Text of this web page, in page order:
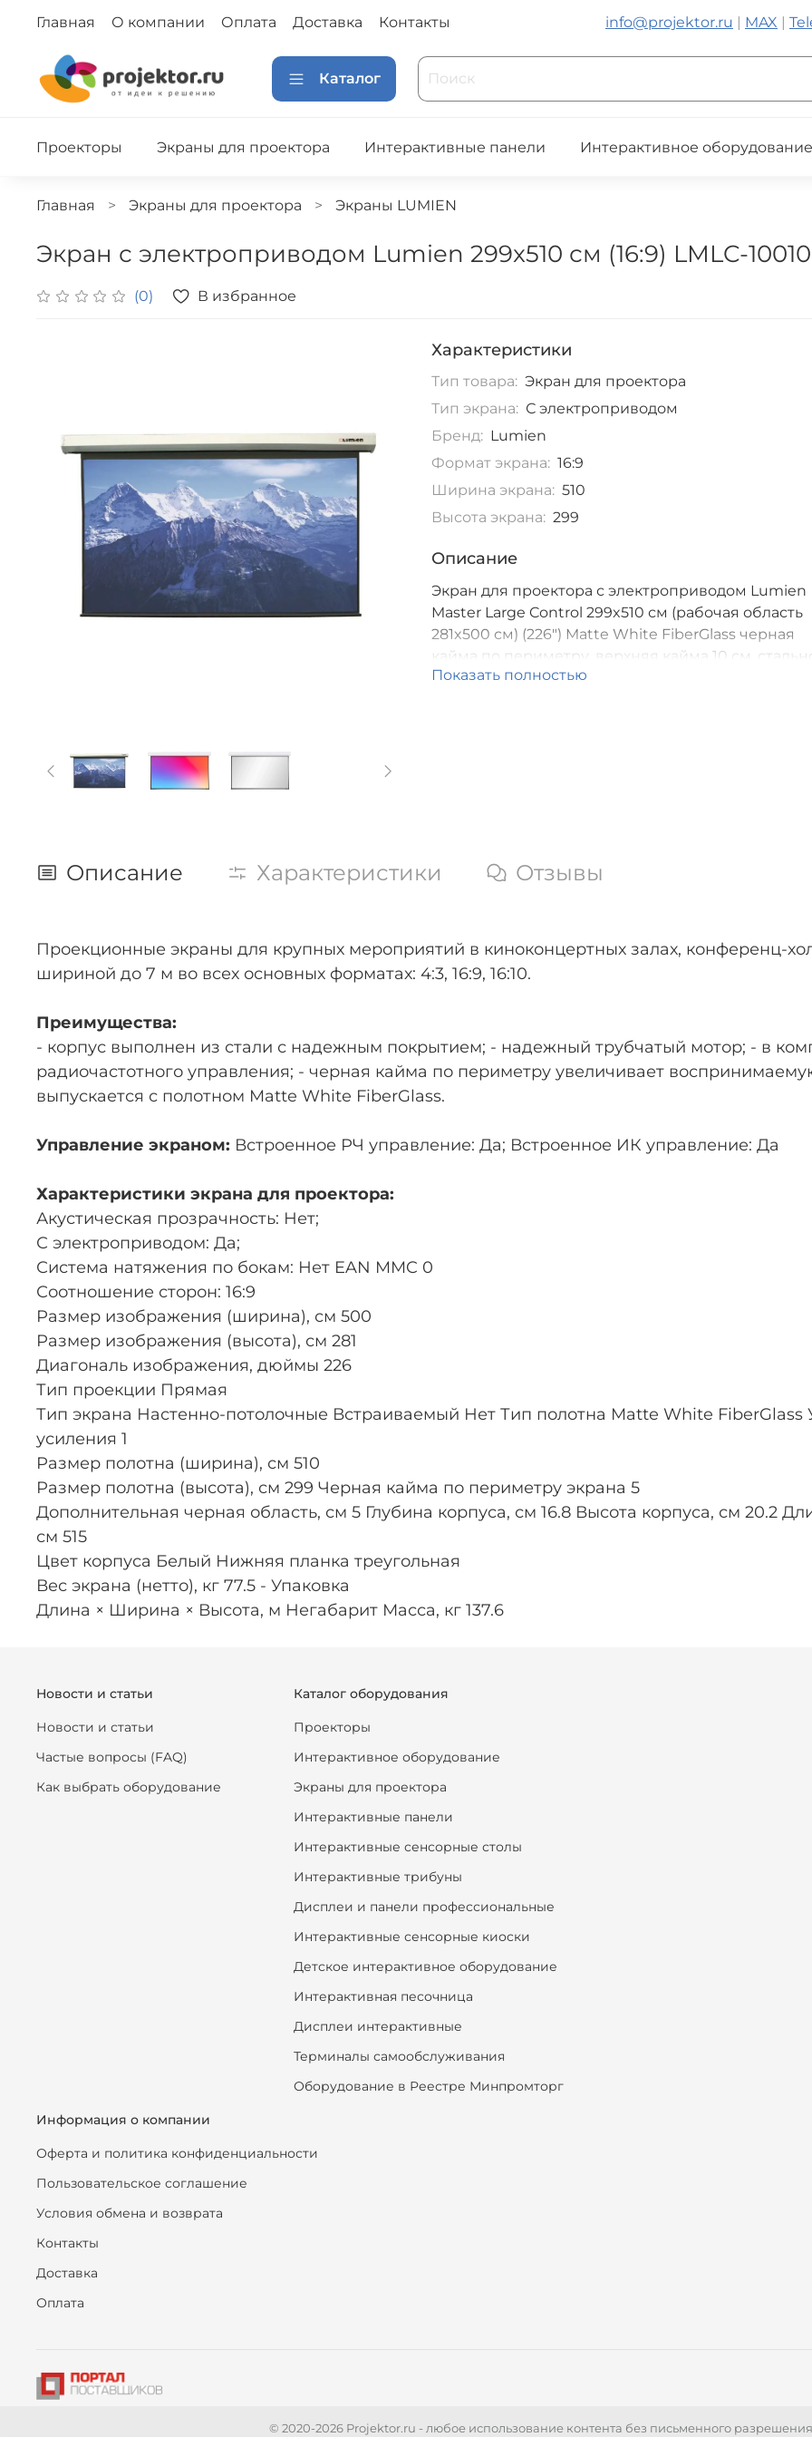
Главная О компании Оплата Доставка Контакты info@projektor.ru MAX
Каталог
Проекторы Экраны для проектора Интерактивные панели Интерактивное оборудование
Главная Экраны для проектора Экраны LUMIEN
Экран с электроприводом Lumien 299x510 см (16:9) LMLC-
(0) В избранное
Характеристики
Тип товара: Экран для проектора
Тип экрана: С электроприводом
Бренд: Lumien
Формат экрана: 16:9
Ширина экрана: 510
Высота экрана: 299
Описание
Экран для проектора с электроприводом Lumien
Master Large Control 299x510 см (рабочая область
281x500 см) (226") Matte White FiberGlass черная
кайма по периметру, верхняя кайма 10 см,
корпус, формат экрана (16:9), IR и RF управление
Показать полностью
Описание Характеристики Отзывы
Проекционные экраны для крупных мероприятий в киноконцертных залах, конференц-
шириной до 7 м во всех основных форматах: 4:3, 16:9, 16:10.
Преимущества:
- корпус выполнен из стали с надежным покрытием; - надежный трубчатый мотор; - в
радиочастотного управления; - черная кайма по периметру увеличивает
выпускается с полотном Matte White FiberGlass.
Управление экраном: Встроенное РЧ управление: Да; Встроенное ИК управление: Да
Характеристики экрана для проектора:
Акустическая прозрачность: Нет;
С электроприводом: Да;
Система натяжения по бокам: Нет EAN MMC 0
Соотношение сторон: 16:9
Размер изображения (ширина), см 500
Размер изображения (высота), см 281
Диагональ изображения, дюймы 226
Тип проекции Прямая
Тип экрана Настенно-потолочные Встраиваемый Нет Тип полотна Matte White FiberGlass
усиления 1
Размер полотна (ширина), см 510
Размер полотна (высота), см 299 Черная кайма по периметру экрана 5
Дополнительная черная область, см 5 Глубина корпуса, см 16.8 Высота корпуса, см 20.2
см 515
Цвет корпуса Белый Нижняя планка треугольная
Вес экрана (нетто), кг 77.5 - Упаковка
Длина × Ширина × Высота, м Негабарит Масса, кг 137.6
Новости и статьи
Новости и статьи
Частые вопросы (FAQ)
Как выбрать оборудование
Каталог оборудования
Проекторы
Интерактивное оборудование
Экраны для проектора
Интерактивные панели
Интерактивные сенсорные столы
Интерактивные трибуны
Дисплеи и панели профессиональные
Интерактивные сенсорные киоски
Детское интерактивное оборудование
Интерактивная песочница
Дисплеи интерактивные
Терминалы самообслуживания
Оборудование в Реестре Минпромторг
Информация о компании
Оферта и политика конфиденциальности
Пользовательское соглашение
Условия обмена и возврата
Контакты
Доставка
Оплата
© 2020-2026 Projektor.ru - любое использование контента без письменного